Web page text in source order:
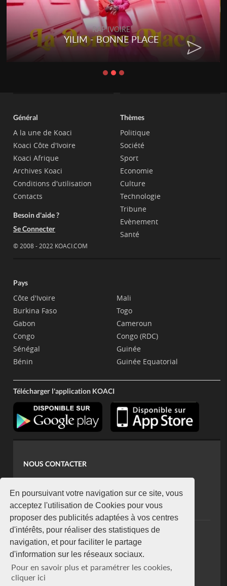
En poursuivant votre navigation sur ce site, vous
acceptez l'utilisation de Cookies pour vous
proposer des publicités adaptées à vos centres
d'intérêts, pour réaliser des statistiques de
navigation, et pour faciliter le partage
d'information sur les réseaux sociaux.
Pour en savoir plus et paramétrer les cookies,
cliquer ici
RAP IVOIRE
YILIM - BONNE PLACE
Général
A la une de Koaci
Koaci Côte d'Ivoire
Koaci Afrique
Archives Koaci
Conditions d'utilisation
Contacts
Besoin d'aide ?
Se Connecter
© 2008 - 2022 KOACI.COM
Thèmes
Politique
Société
Sport
Economie
Culture
Technologie
Tribune
Evènement
Santé
Pays
Côte d'Ivoire
Burkina Faso
Gabon
Congo
Sénégal
Bénin
Mali
Togo
Cameroun
Congo (RDC)
Guinée
Guinée Equatorial
Télécharger l'application KOACI
NOUS CONTACTER
koaci@yahoo.fr
+225 07 08 85 52 93
NEWSLETTER
Restez connecté via notre newsletter
S'abonner
Se désabonner